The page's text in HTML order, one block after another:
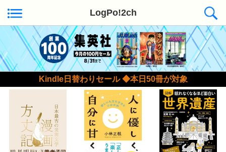
LogPo!2ch
Kindle日替わりセール ◆本日50冊が対象